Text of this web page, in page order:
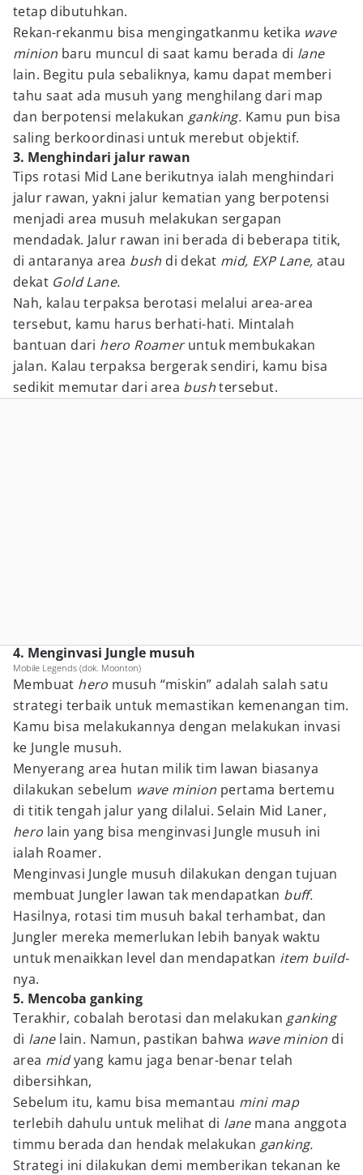
tetap dibutuhkan.
Rekan-rekanmu bisa mengingatkanmu ketika wave
minion baru muncul di saat kamu berada di lane
lain. Begitu pula sebaliknya, kamu dapat memberi
tahu saat ada musuh yang menghilang dari map
dan berpotensi melakukan ganking. Kamu pun bisa
saling berkoordinasi untuk merebut objektif.
3. Menghindari jalur rawan
Tips rotasi Mid Lane berikutnya ialah menghindari
jalur rawan, yakni jalur kematian yang berpotensi
menjadi area musuh melakukan sergapan
mendadak. Jalur rawan ini berada di beberapa titik,
di antaranya area bush di dekat mid, EXP Lane, atau
dekat Gold Lane.
Nah, kalau terpaksa berotasi melalui area-area
tersebut, kamu harus berhati-hati. Mintalah
bantuan dari hero Roameruntuk membukakan
jalan. Kalau terpaksa bergerak sendiri, kamu bisa
sedikit memutar dari area bushtersebut.
4. Menginvasi Jungle musuh
Mobile Legends (dok. Moonton)
Membuat hero musuh “miskin” adalah salah satu
strategi terbaik untuk memastikan kemenangan tim.
Kamu bisa melakukannya dengan melakukan invasi
ke Jungle musuh.
Menyerang area hutan milik tim lawan biasanya
dilakukan sebelum wave minion pertama bertemu
di titik tengah jalur yang dilalui. Selain Mid Laner,
hero lain yang bisa menginvasi Jungle musuh ini
ialah Roamer.
Menginvasi Jungle musuh dilakukan dengan tujuan
membuat Jungler lawan tak mendapatkan buff.
Hasilnya, rotasi tim musuh bakal terhambat, dan
Jungler mereka memerlukan lebih banyak waktu
untuk menaikkan level dan mendapatkan item build-
nya.
5. Mencoba ganking
Terakhir, cobalah berotasi dan melakukan ganking
di lane lain. Namun, pastikan bahwa wave minion di
area midyang kamu jaga benar-benar telah
dibersihkan,
Sebelum itu, kamu bisa memantau mini map
terlebih dahulu untuk melihat di lane mana anggota
timmu berada dan hendak melakukan ganking.
Strategi ini dilakukan demi memberikan tekanan ke